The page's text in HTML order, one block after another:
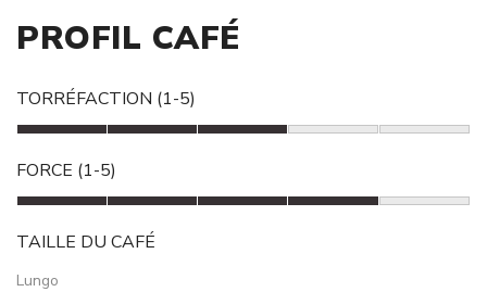
PROFIL CAFÉ
TORRÉFACTION (1-5)
FORCE (1-5)
TAILLE DU CAFÉ
Lungo